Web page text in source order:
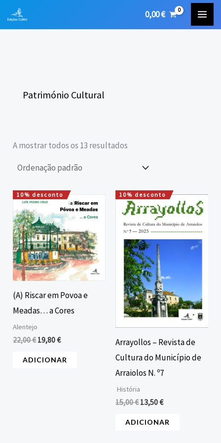
0,00€
Património Cultural
A mostrar todos os 13 resultados
10% desconto
(A) Riscar em Povoa e
Meadas… a Cores
Alentejo
22,00€
O
original
era:
22,00 €.
19,80€
O
preço
atual
é:
19,80 €.
ADICIONAR
10% desconto
Arrayollos – Revista de
Cultura do Município de
Arraiolos N. º7
História
15,00€
O
preço
original
era:
15,00 €.
13,50€
O
preço
atual
é:
ADICIONAR